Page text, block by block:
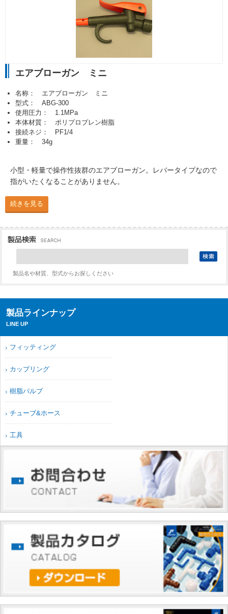
エアブローガン ミニ
名称： エアブローガン ミニ
型式： ABG-300
使用圧力： 1.1MPa
本体材質： ポリプロプレン樹脂
接続ネジ： PF1/4
重量： 34g
小型・軽量で操作性抜群のエアブローガン。レバータイプなので
指がいたくなることがありません。
続きを見る
製品名や材質、型式からお探しください
製品ラインナップ
LINE UP
フィッティング
カップリング
樹脂バルブ
チューブ&ホース
工具